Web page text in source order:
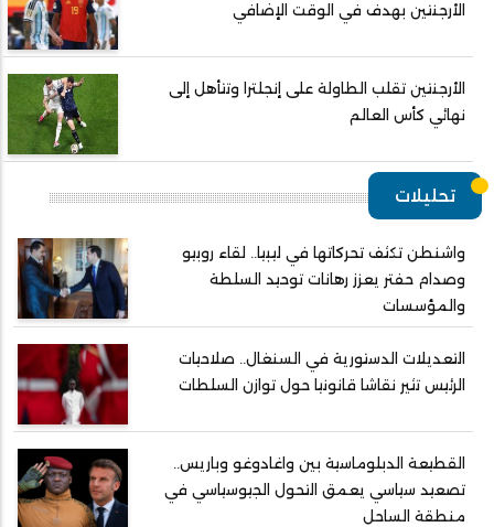
الأرجنتين بهدف في الوقت الإضافي
الأرجنتين تقلب الطاولة على إنجلترا وتتأهل إلى
نهائي كأس العالم
تحليلات
واشنطن تكثف تحركاتها في ليبيا.. لقاء روبيو
وصدام حفتر يعزز رهانات توحيد السلطة
والمؤسسات
التعديلات الدستورية في السنغال.. صلاحيات
الرئيس تثير نقاشا قانونيا حول توازن السلطات
القطيعة الدبلوماسية بين واغادوغو وباريس..
تصعيد سياسي يعمق التحول الجيوسياسي في
منطقة الساحل